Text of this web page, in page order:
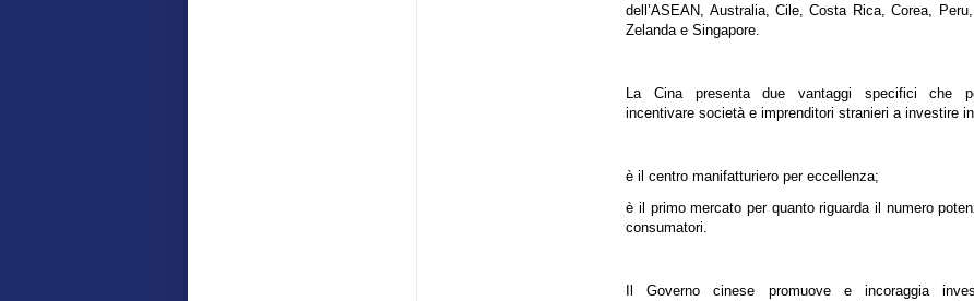
dell’ASEAN, Australia, Cile, Costa Rica, Corea,
Zelanda e Singapore.
La Cina presenta due vantaggi specifici che
incentivare società e imprenditori stranieri a investire
è il centro manifatturiero per eccellenza;
è il primo mercato per quanto riguarda il numero
consumatori.
Il Governo cinese promuove e incoraggia